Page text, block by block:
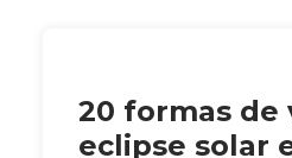
20 formas de
eclipse solar